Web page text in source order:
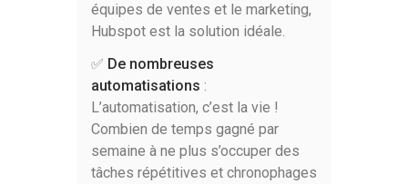
équipes de ventes et le marketing,
Hubspot est la solution idéale.
✅ De nombreuses
automatisations :
L’automatisation, c’est la vie !
Combien de temps gagné par
semaine à ne plus s’occuper des
tâches répétitives et chronophages